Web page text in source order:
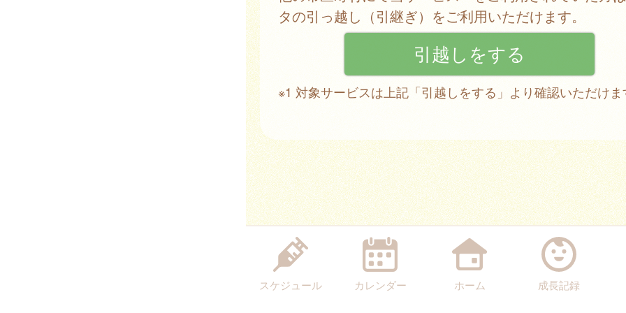
タの引っ越し（引継ぎ）をご利用いただけます。
※1 対象サービスは上記「引越しをする」より確認いただけま
スケジュール カレンダー ホーム 成長記録